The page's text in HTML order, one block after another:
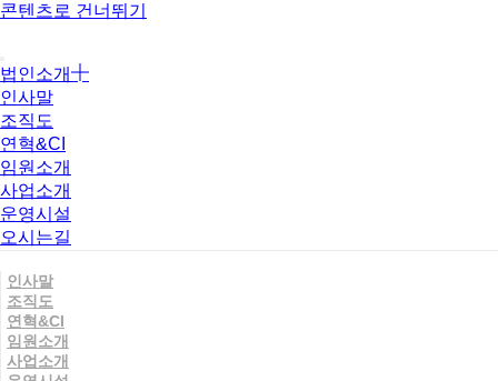
콘텐츠로 건너뛰기
법인소개
인사말
조직도
연혁&CI
임원소개
사업소개
운영시설
오시는길
인사말
조직도
연혁&CI
임원소개
사업소개